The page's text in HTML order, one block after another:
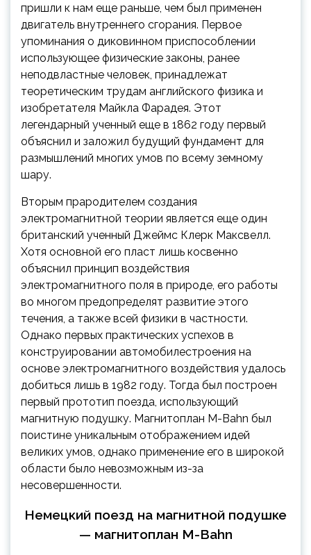
пришли к нам еще раньше, чем был применен
двигатель внутреннего сгорания. Первое
упоминания о диковинном приспособлении
использующее физические законы, ранее
неподвластные человек, принадлежат
теоретическим трудам английского физика и
изобретателя Майкла Фарадея. Этот
легендарный ученный еще в 1862 году первый
объяснил и заложил будущий фундамент для
размышлений многих умов по всему земному
шару.
Вторым прародителем создания
электромагнитной теории является еще один
британский ученный Джеймс Клерк Максвелл.
Хотя основной его пласт лишь косвенно
объяснил принцип воздействия
электромагнитного поля в природе, его работы
во многом предопределят развитие этого
течения, а также всей физики в частности.
Однако первых практических успехов в
конструировании автомобилестроения на
основе электромагнитного воздействия удалось
добиться лишь в 1982 году. Тогда был построен
первый прототип поезда, использующий
магнитную подушку. Магнитоплан M-Bahn был
поистине уникальным отображением идей
великих умов, однако применение его в широкой
области было невозможным из-за
несовершенности.
Немецкий поезд на магнитной подушке
— магнитоплан M-Bahn